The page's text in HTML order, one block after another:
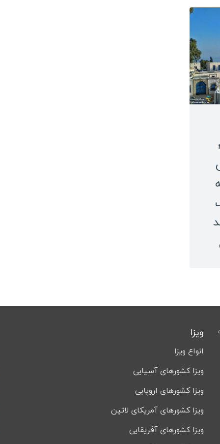
ویزا
انواع ویزا
ویزا کشورهای آسیایی
ویزا کشورهای اروپایی
ویزا کشورهای آمریکای لاتین
ویزا کشورهای آفریقایی